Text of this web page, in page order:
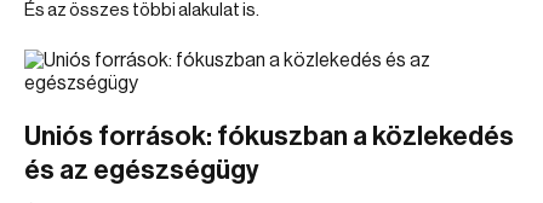
És az összes többi alakulat is.
Uniós források: fókuszban a közlekedés
és az egészségügy